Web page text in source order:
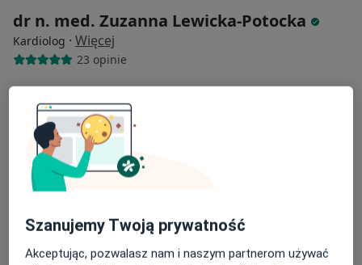
dr n. med. Zuzanna Lewicka-Potocka
Kardiolog · Więcej
23 opinie
Adres 1 Adres 2
Franciszka Rakoczego 31, Gdańsk
LEGE.CLINIC
Konsultacja kardiologiczna
Poproś o wizytę
Szanujemy Twoją prywatność
Akceptując, pozwalasz nam i naszym partnerom używać